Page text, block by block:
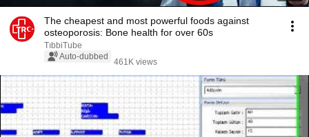
The cheapest and most powerful foods against
osteoporosis: Bone health for over 60s
TıbbiTube
Auto-dubbed
461K views